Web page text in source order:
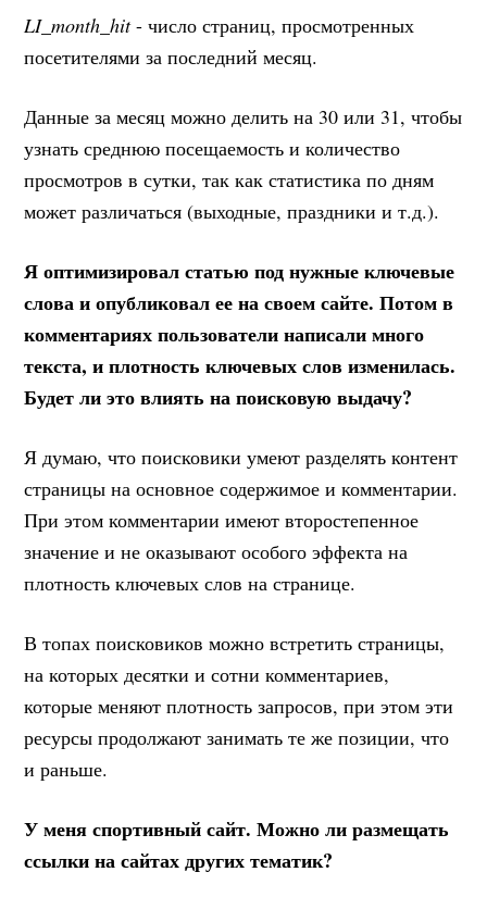
LI_month_hit- число страниц, просмотренных
посетителями за последний месяц.
Данные за месяц можно делить на 30 или 31, чтобы
узнать среднюю посещаемость и количество
просмотров в сутки, так как статистика по дням
может различаться (выходные, праздники и т.д.).
Я оптимизировал статью под нужные ключевые
слова и опубликовал ее на своем сайте. Потом в
комментариях пользователи написали много
текста, и плотность ключевых слов изменилась.
Будет ли это влиять на поисковую выдачу?
Я думаю, что поисковики умеют разделять контент
страницы на основное содержимое и комментарии.
При этом комментарии имеют второстепенное
значение и не оказывают особого эффекта на
плотность ключевых слов на странице.
В топах поисковиков можно встретить страницы,
на которых десятки и сотни комментариев,
которые меняют плотность запросов, при этом эти
ресурсы продолжают занимать те же позиции, что
и раньше.
У меня спортивный сайт. Можно ли размещать
ссылки на сайтах других тематик?